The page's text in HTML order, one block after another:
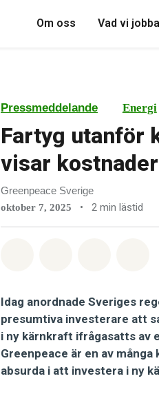
Om oss Vad vi
Pressmeddelande Energi
Fartyg utanför
visar
Greenpeace Sverige
oktober 7, 2025 • 2 min lästid
Idag anordnade Sveriges
presumtiva investerare att
i ny kärnkraft ifrågasatts av
Greenpeace är en av
absurda i att investera i ny